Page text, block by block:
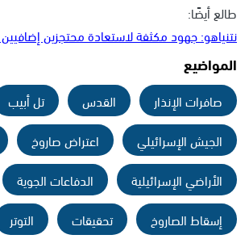
طالع أيضًا:
نتنياهو: جهود مكثفة لاستعادة محتجزين
المواضيع
صافرات الإنذار القدس
تل أبيب
الجيش الإسرائيلي
اعتراض صاروخ
الأراضي الإسرائيلية
الدفاعات الجوية
إسقاط الصاروخ
تحقيقات التوتر